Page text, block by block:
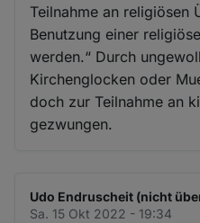
Teilnahme an religiösen
Benutzung einer
werden.“ Durch
Kirchenglocken oder
doch zur Teilnahme an
gezwungen.
Udo Endruscheit (nicht
Sa. 15 Okt 2022 - 19:34